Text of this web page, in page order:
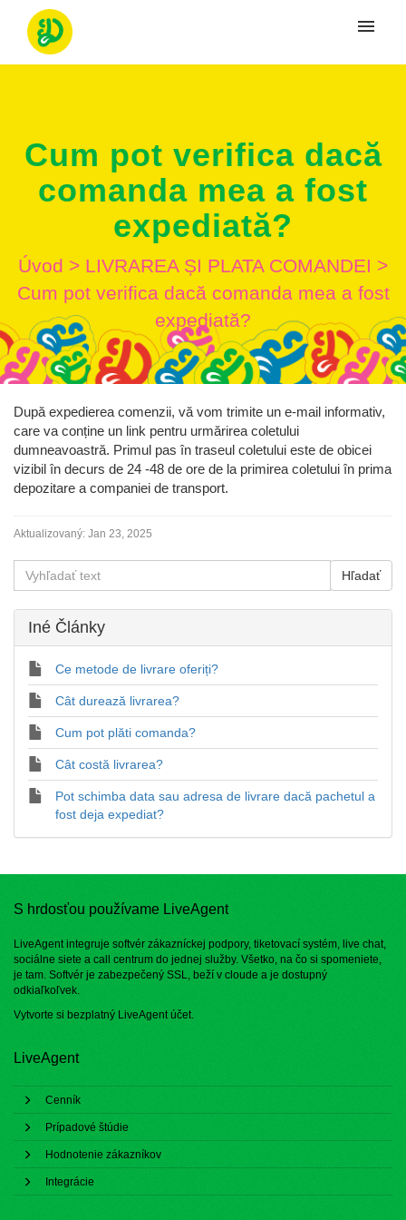
Prihlásenie
Cum pot verifica dacă
comanda mea a fost
expediată?
Úvod > LIVRAREA ȘI PLATA COMANDEI >
Cum pot verifica dacă comanda mea a fost
expediată?
După expedierea comenzii, vă vom trimite un e-mail informativ,
care va conține un link pentru urmărirea coletului
dumneavoastră. Primul pas în traseul coletului este de obicei
vizibil în decurs de 24 -48 de ore de la primirea coletului în prima
depozitare a companiei de transport.
Aktualizovaný: Jan 23, 2025
Iné Články
Ce metode de livrare oferiți?
Cât durează livrarea?
Cum pot plăti comanda?
Cât costă livrarea?
Pot schimba data sau adresa de livrare dacă pachetul a
fost deja expediat?
S hrdosťou používame LiveAgent
LiveAgent integruje softvér zákazníckej podpory, tiketovací systém, live chat,
sociálne siete a call centrum do jednej služby. Všetko, na čo si spomeniete,
je tam. Softvér je zabezpečený SSL, beží v cloude a je dostupný
odkiaľkoľvek.
Vytvorte si bezplatný LiveAgent účet.
LiveAgent
Cenník
Prípadové štúdie
Hodnotenie zákazníkov
Integrácie